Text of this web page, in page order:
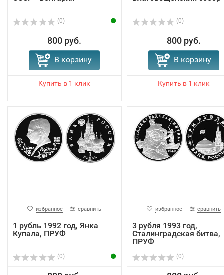
(0)
800 руб.
В корзину
(0)
800 руб.
В корзину
избранное сравнить
1 рубль 1992 год, Янка
Купала, ПРУФ
(0)
избранное сравнить
3 рубля 1993 год,
Сталинградская битва,
ПРУФ
(0)